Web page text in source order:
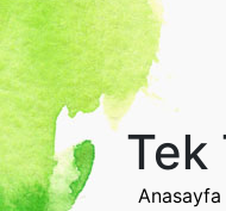
Tek
Anasayfa